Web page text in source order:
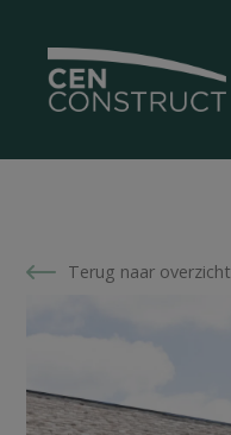
Terug naar overzicht